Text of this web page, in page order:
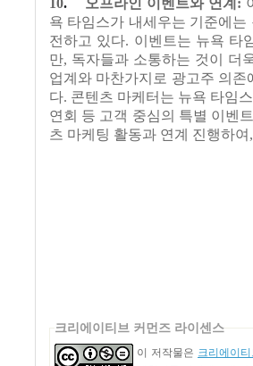
10. 오프라인 이벤트와 연계 :
욕 타임스가 내세우는 기준에
전하고 있다. 이벤트는 뉴욕 타
만, 독자들과 소통하는 것이 더
업계와 마찬가지로 광고주 의
다. 콘텐츠 마케터는 뉴욕 타임
연회 등 고객 중심의 특별 이벤
츠 마케팅 활동과 연계 진행하여 ,
크리에이티브 커먼즈 라이센스
이 저작물은 크리에이